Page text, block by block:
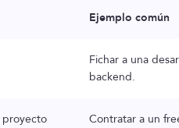
Ejemplo común
Fichar a una
backend.
proyecto
Contratar a un